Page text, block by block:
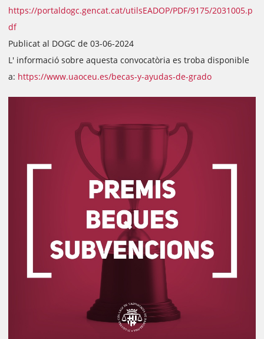
https://portaldogc.gencat.cat/utilsEADOP/PDF/9175/2031005.p
df
Publicat al DOGC de 03-06-2024
L' informació sobre aquesta convocatòria es troba disponible
a: https://www.uaoceu.es/becas-y-ayudas-de-grado